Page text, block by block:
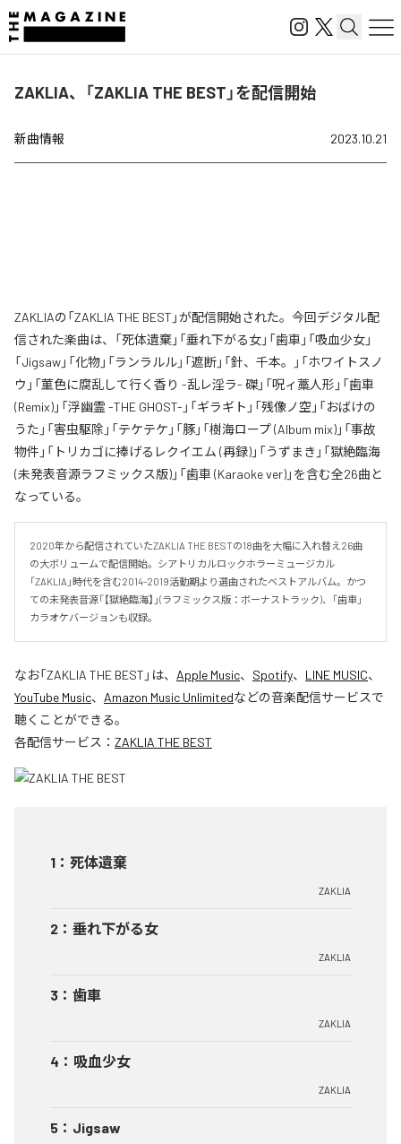
ZAKLIA、「ZAKLIA THE BEST」を配信開始
新曲情報 2023.10.21
ZAKLIAの「ZAKLIA THE BEST」が配信開始された。今回デジタル配
信された楽曲は、「死体遺棄」「垂れ下がる女」「歯車」「吸血少女」
「Jigsaw」「化物」「ランラルル」「遮断」「針、千本。」「ホワイトスノ
ウ」「菫色に腐乱して行く香り -乱レ淫ラ- 磔」「呪ィ藁人形」「歯車
(Remix)」「浮幽霊 -THE GHOST-」「ギラギト」「残像ノ空」「おばけの
うた」「害虫駆除」「テケテケ」「豚」「樹海ロープ (Album mix)」「事故
物件」「トリカゴに捧げるレクイエム (再録)」「うずまき」「獄絶臨海
(未発表音源ラフミックス版)」「歯車 (Karaoke ver)」を含む全26曲と
なっている。
2020年から配信されていたZAKLIA THE BESTの18曲を大幅に入れ替え26曲
の大ボリュームで配信開始。シアトリカルロックホラーミュージカル
「ZAKLIA」時代を含む2014-2019活動期より選曲されたベストアルバム。かつ
ての未発表音源「【獄絶臨海】」(ラフミックス版：ボーナストラック)、「歯車」
カラオケバージョンも収録。
なお「ZAKLIA THE BEST 」は、 Apple Music、 Spotify、 LINE MUSIC、
YouTube Music、 Amazon Music Unlimitedなどの音楽配信サービスで
聴くことができる。
各配信サービス： ZAKLIA THE BEST
1 ： 死体遺棄
ZAKLIA
2 ： 垂れ下がる女
ZAKLIA
3 ： 歯車
ZAKLIA
4 ： 吸血少女
ZAKLIA
5 ： Jigsaw